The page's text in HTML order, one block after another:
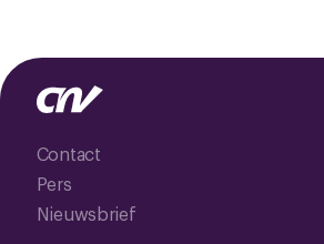
Contact
Pers
Nieuwsbrief